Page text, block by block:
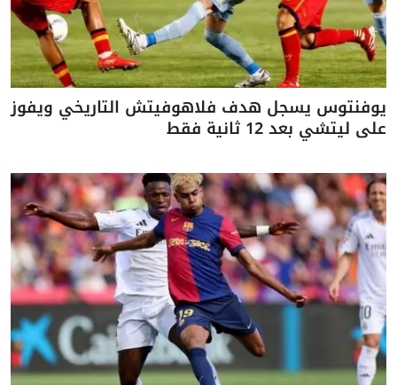
يوفنتوس يسجل هدف فلاهوفيتش التاريخي ويفوز
على ليتشي بعد 12 ثانية فقط